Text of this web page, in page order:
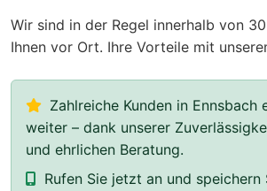
Wir sind in der Regel innerhalb von
Ihnen vor Ort. Ihre Vorteile mit
Zahlreiche Kunden in Ennsbach
weiter – dank unserer
und ehrlichen Beratung.
Rufen Sie jetzt an und speichern